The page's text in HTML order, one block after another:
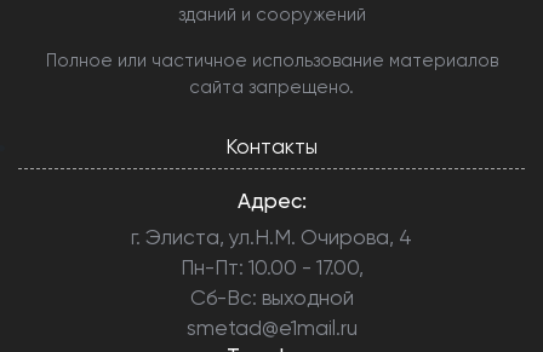
зданий и сооружений
Полное или частичное использование материалов
сайта запрещено.
Контакты
Адрес:
г. Элиста, ул.Н.М. Очирова, 4
Пн-Пт: 10.00 - 17.00,
Сб-Вс: выходной
smetad@e1mail.ru